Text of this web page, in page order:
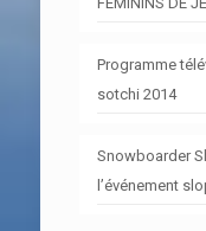
Programme
sotchi 2014
Snowboarder
l’événement